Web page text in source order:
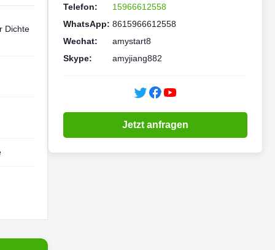
Dichte
Telefon:
15966612558
WhatsApp: 8615966612558
Wechat:
amystart8
Skype:
amyjiang882
Jetzt anfragen